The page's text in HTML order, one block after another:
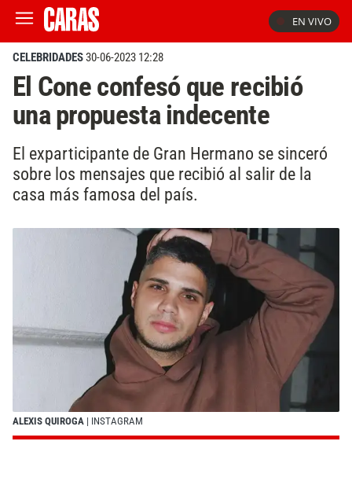
EN VIVO
CELEBRIDADES30-06-2023 12:28
El Cone confesó que recibió
una propuesta indecente
El exparticipante de Gran Hermano se sinceró
sobre los mensajes que recibió al salir de la
casa más famosa del país.
ALEXIS QUIROGA | INSTAGRAM